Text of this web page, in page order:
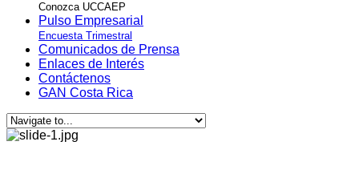
Conozca UCCAEP
Pulso Empresarial
Encuesta Trimestral
Comunicados de Prensa
Enlaces de Interés
Contáctenos
GAN Costa Rica